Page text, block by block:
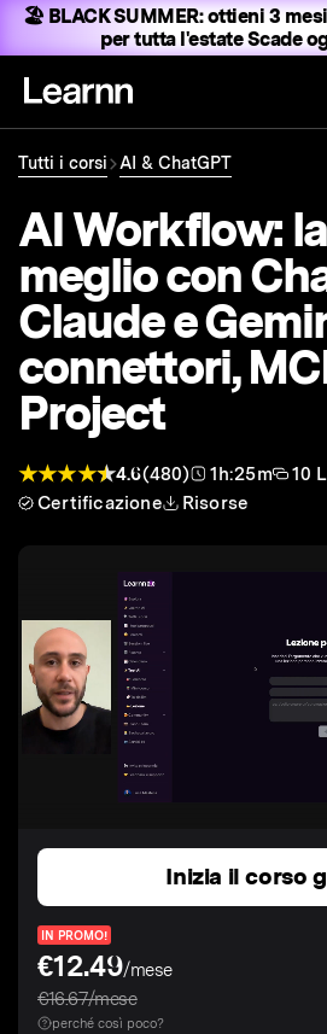
🏖️ BLACK SUMMER:ottieni 3
per tutta l'estateScade
Tutti i corsi AI & ChatGPT
AI Workflow:
meglio con
Claude e
connettori,
Project
4.6(480) 1h:25m
10
Certificazione
Risorse
Inizia il corso
IN PROMO!
€12.49/mese
€16.67/mese
perché così poco?